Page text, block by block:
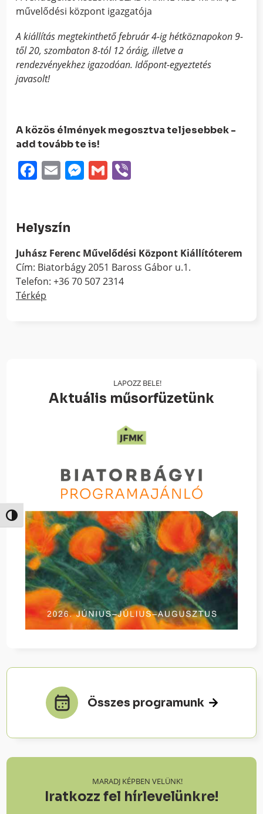
Nagy kontraszt váltása
művelődési központ igazgatója
A kiállítás megtekinthető február 4-ig hétköznapokon 9-
től 20, szombaton 8-tól 12 óráig, illetve a
rendezvényekhez igazodóan. Időpont-egyeztetés
javasolt!
A közös élmények megosztva teljesebbek -
add tovább te is!
Facebook
EmailMessenger
Gmail
Helyszín
Juhász Ferenc Művelődési Központ Kiállítóterem
Cím: Biatorbágy 2051 Baross Gábor u.1.
Telefon: +36 70 507 2314
Térkép
LAPOZZ BELE!
Aktuális műsorfüzetünk
Összes programunk
MARADJ KÉPBEN VELÜNK!
Iratkozz fel hírlevelünkre!